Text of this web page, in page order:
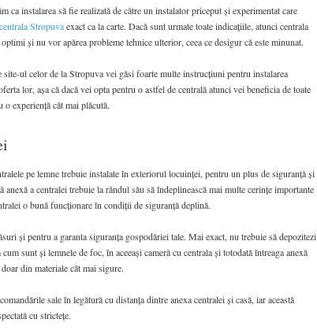
ca instalarea să fie realizată de către un instalator priceput și experimentat care
Stropuvaexact ca la carte. Dacă sunt urmate toate indicațiile, atunci centrala
și nu vor apărea probleme tehnice ulterior, ceea ce desigur că este minunat.
site-ul celor de la Stropuva vei găsi foarte multe instrucțiuni pentru instalarea
lor, așa că dacă vei opta pentru o astfel de centrală atunci vei beneficia de toate
o experiență cât mai plăcută.
pe lemne trebuie instalate în exteriorul locuinței, pentru un plus de siguranță și
anexă a centralei trebuie la rândul său să îndeplinească mai multe cerințe importante
o bună funcționare în condiții de siguranță deplină.
și pentru a garanta siguranța gospodăriei tale. Mai exact, nu trebuie să depozitezi
sunt și lemnele de foc, în aceeași cameră cu centrala și totodată întreaga anexă
din materiale cât mai sigure.
sale în legătură cu distanța dintre anexa centralei și casă, iar această
cu strictețe.